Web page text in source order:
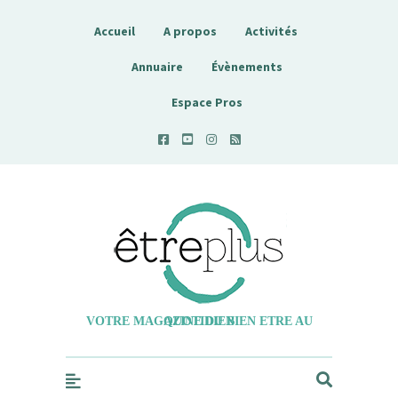
Accueil A propos Activités
Annuaire Évènements
Espace Pros
Etreplus
VOTRE MAGAZINE DU BIEN ETRE AU QUOTIDIEN